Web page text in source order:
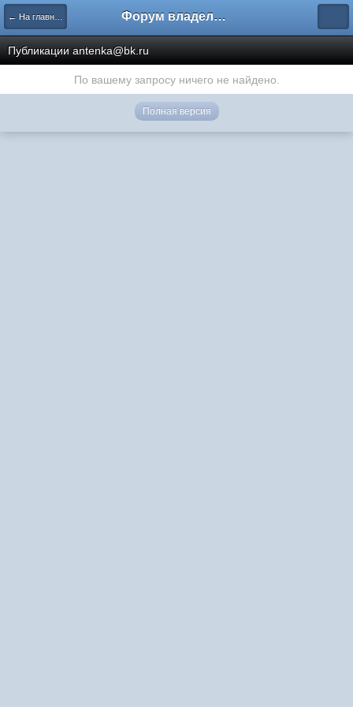
← На главную Форум владельцев интернет-магазинов
Публикации antenka@bk.ru
По вашему запросу ничего не найдено.
Полная версия